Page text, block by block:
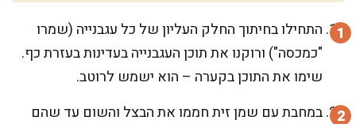
התחילו בחיתוך החלק העליון של כל עגבנייה (שמרו
"כמכסה") ורוקנו את תוכן העגבנייה בעדינות בעזרת כף.
שימו את התוכן בקערה – הוא ישמש לרוטב.
במחבת עם שמן זית חממו את הבצל והשום עד שהם